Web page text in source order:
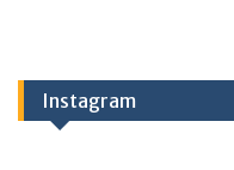
Instagram